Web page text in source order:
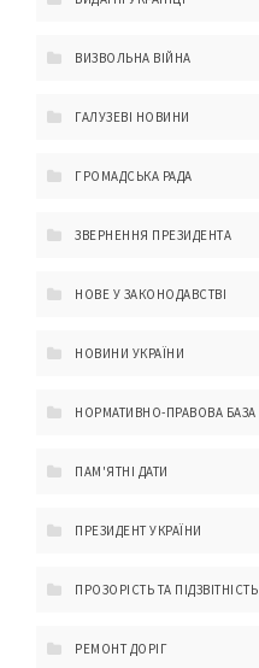
ВИЗВОЛЬНА ВІЙНА
ГАЛУЗЕВІ НОВИНИ
ГРОМАДСЬКА РАДА
ЗВЕРНЕННЯ ПРЕЗИДЕНТА
НОВЕ У ЗАКОНОДАВСТВІ
НОВИНИ УКРАЇНИ
НОРМАТИВНО-ПРАВОВА БАЗА
ПАМ'ЯТНІ ДАТИ
ПРЕЗИДЕНТ УКРАЇНИ
ПРОЗОРІСТЬ ТА ПІДЗВІТНІСТЬ
РЕМОНТ ДОРІГ